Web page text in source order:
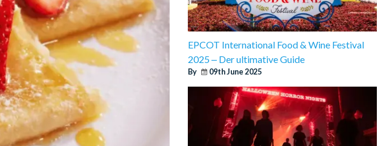
EPCOT International Food & Wine Festival
2025 ‒ Der ultimative Guide
By 09th June 2025